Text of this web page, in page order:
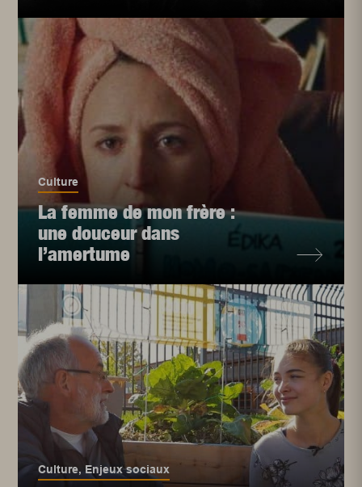
Culture
La femme de mon frère :
une douceur dans
l’amertume
Culture, Enjeux sociaux